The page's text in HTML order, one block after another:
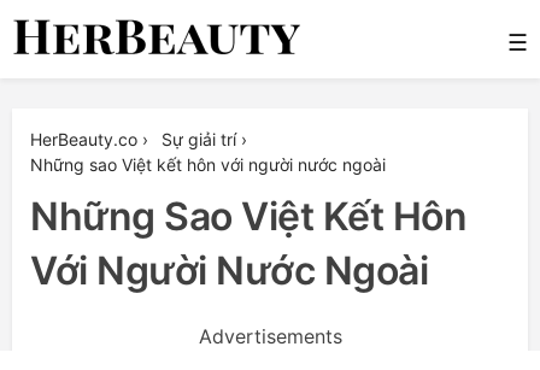
Skip
☰
HerBeauty.co › Sự giải trí›
Những sao Việt kết hôn với người nước ngoài
Những Sao Việt Kết Hôn
Với Người Nước Ngoài
Advertisements